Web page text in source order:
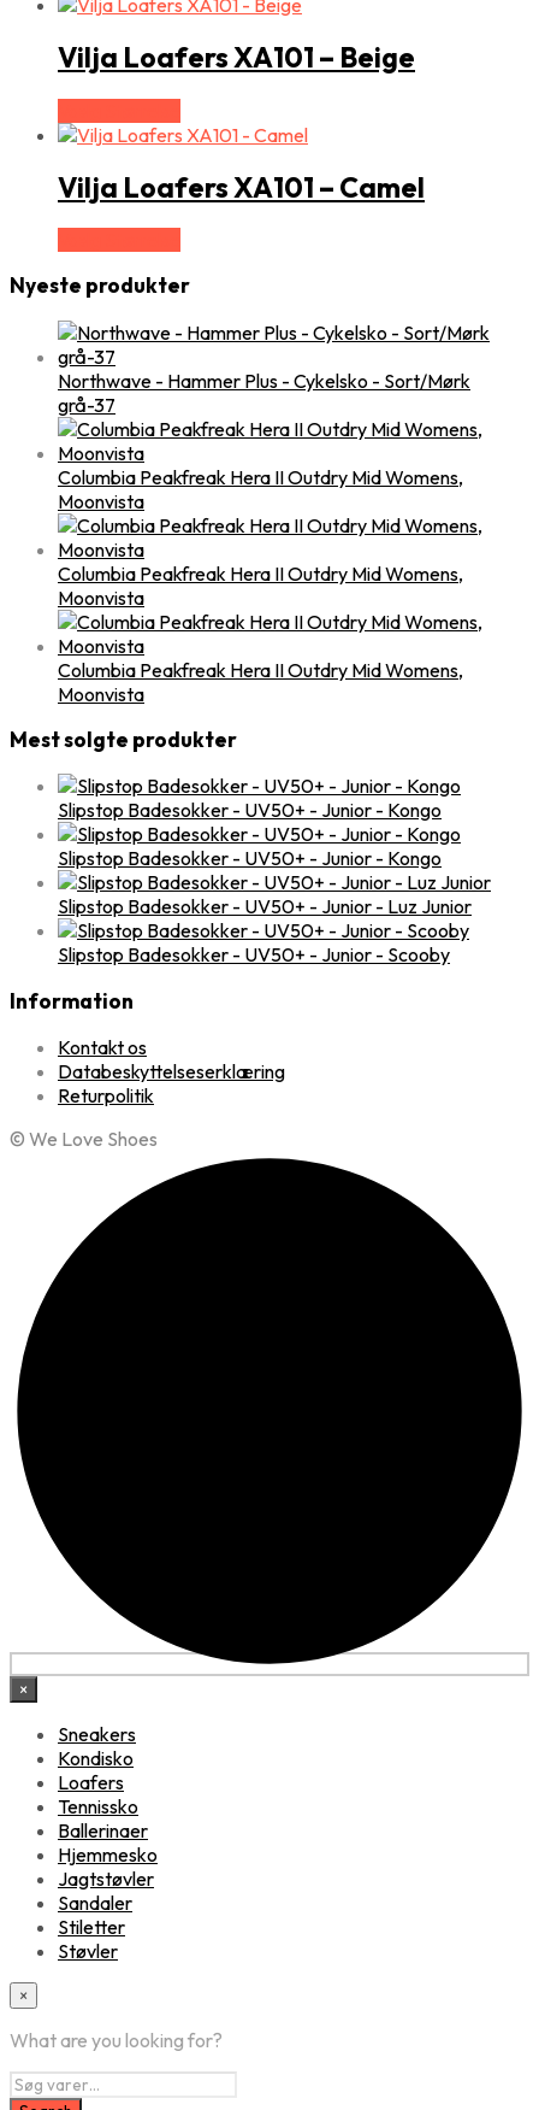
Vilja Loafers XA101 – Beige
Vilja Loafers XA101 – Camel
Nyeste produkter
Northwave - Hammer Plus - Cykelsko - Sort/Mørk
grå-37
Columbia Peakfreak Hera II Outdry Mid Womens,
Moonvista
Columbia Peakfreak Hera II Outdry Mid Womens,
Moonvista
Columbia Peakfreak Hera II Outdry Mid Womens,
Moonvista
Mest solgte produkter
Slipstop Badesokker - UV50+ - Junior - Kongo
Slipstop Badesokker - UV50+ - Junior - Kongo
Slipstop Badesokker - UV50+ - Junior - Luz Junior
Slipstop Badesokker - UV50+ - Junior - Scooby
Information
Kontakt os
Databeskyttelseserklæring
Returpolitik
© We Love Shoes
×
Sneakers
Kondisko
Loafers
Tennissko
Ballerinaer
Hjemmesko
Jagtstøvler
Sandaler
Stiletter
Støvler
×
What are you looking for?